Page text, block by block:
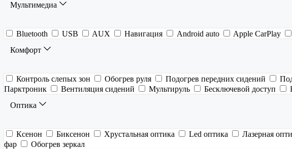
Мультимедиа
Bluetooth USB AUX Навигация Android auto Apple CarPlay
Комфорт
Контроль слепых зон Обогрев руля Подогрев передних сидений
Парктроник
Вентиляция сидений Мультируль Бесключевой доступ
Оптика
Ксенон Биксенон Хрустальная оптика Led оптика Лазерная
фар
Обогрев зеркал